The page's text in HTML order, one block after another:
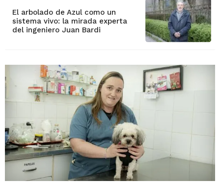
El arbolado de Azul como un
sistema vivo: la mirada experta
del ingeniero Juan Bardi